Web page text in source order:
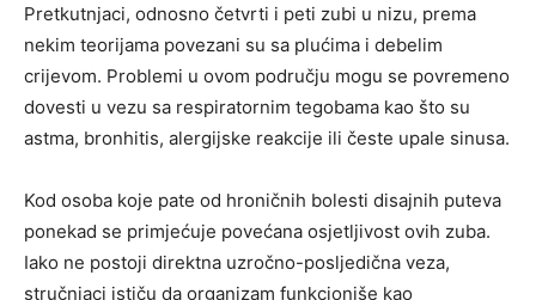
Pretkutnjaci, odnosno četvrti i peti zubi u nizu, prema
nekim teorijama povezani su sa plućima i debelim
crijevom. Problemi u ovom području mogu se povremeno
dovesti u vezu sa respiratornim tegobama kao što su
astma, bronhitis, alergijske reakcije ili česte upale sinusa.
Kod osoba koje pate od hroničnih bolesti disajnih puteva
ponekad se primjećuje povećana osjetljivost ovih zuba.
Iako ne postoji direktna uzročno-posljedična veza,
stručnjaci ističu da organizam funkcioniše kao